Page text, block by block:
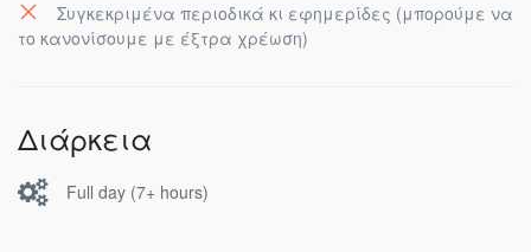
Συγκεκριμένα περιοδικά κι εφημερίδες (μπορούμε να
το κανονίσουμε με έξτρα χρέωση)
Διάρκεια
Full day (7+ hours)